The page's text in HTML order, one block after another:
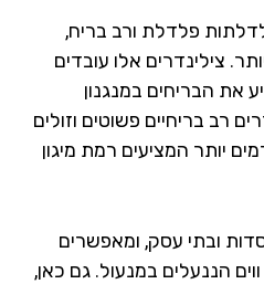
פלדלת ורב בריח,
אלו עובדים
במנגנון
בריחיים פשוטים וזולים
המציעים רמת מיגון
עסק, ומאפשרים
במנעול. גם כאן,